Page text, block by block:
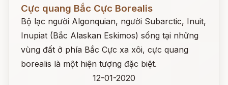
Cực quang Bắc Cực Borealis
Bộ lạc người Algonquian, người Subarctic, Inuit,
Inupiat (Bắc Alaskan Eskimos) sống tại những
vùng đất ở phía Bắc Cực xa xôi, cực quang
borealis là một hiện tượng đặc biệt.
12-01-2020